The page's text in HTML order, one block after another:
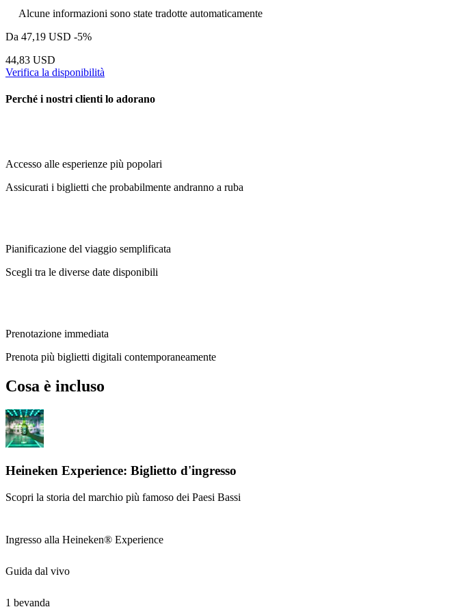
Alcune informazioni sono state tradotte automaticamente
Da 47,19 USD -5%
44,83 USD
Verifica la disponibilità
Perché i nostri clienti lo adorano
Accesso alle esperienze più popolari
Assicurati i biglietti che probabilmente andranno a ruba
Pianificazione del viaggio semplificata
Scegli tra le diverse date disponibili
Prenotazione immediata
Prenota più biglietti digitali contemporaneamente
Cosa è incluso
Heineken Experience: Biglietto d'ingresso
Scopri la storia del marchio più famoso dei Paesi Bassi
Ingresso alla Heineken® Experience
Guida dal vivo
1 bevanda